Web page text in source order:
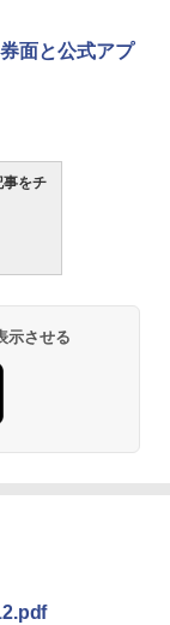
面と公式アプ
事をチ
示させる